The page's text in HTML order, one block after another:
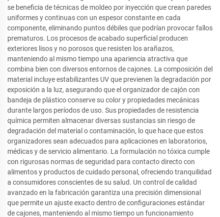
se beneficia de técnicas de moldeo por inyección que crean paredes
uniformes y continuas con un espesor constante en cada
componente, eliminando puntos débiles que podrían provocar fallos
prematuros. Los procesos de acabado superficial producen
exteriores lisos y no porosos que resisten los arañazos,
manteniendo al mismo tiempo una apariencia atractiva que
combina bien con diversos entornos de cajones. La composición del
material incluye estabilizantes UV que previenen la degradación por
exposición a la luz, asegurando que el organizador de cajón con
bandeja de plástico conserve su color y propiedades mecánicas
durante largos períodos de uso. Sus propiedades de resistencia
química permiten almacenar diversas sustancias sin riesgo de
degradación del material o contaminación, lo que hace que estos
organizadores sean adecuados para aplicaciones en laboratorios,
médicas y de servicio alimentario. La formulación no tóxica cumple
con rigurosas normas de seguridad para contacto directo con
alimentos y productos de cuidado personal, ofreciendo tranquilidad
a consumidores conscientes de su salud. Un control de calidad
avanzado en la fabricación garantiza una precisión dimensional
que permite un ajuste exacto dentro de configuraciones estándar
de cajones, manteniendo al mismo tiempo un funcionamiento